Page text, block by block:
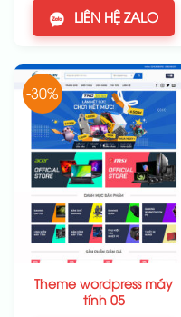
LIÊN HỆ ZALO
-30%
Theme wordpress máy
tính 05